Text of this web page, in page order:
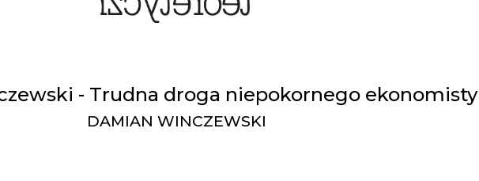
- Trudna droga niepokornego ekonomisty
DAMIAN WINCZEWSKI